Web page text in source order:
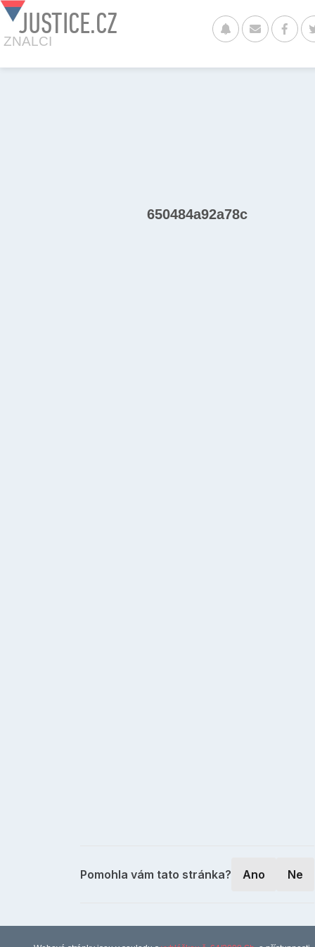
JUSTICE.CZ
ZNALCI
650484a92a78c
Pomohla vám tato stránka? Ano Ne